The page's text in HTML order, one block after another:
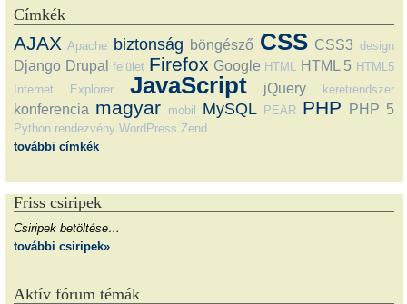
Címkék
AJAX Apache biztonság böngésző CSS CSS3 design
Django Drupal felület Firefox Google HTML HTML 5 HTML5
Internet Explorer
JavaScript jQuery keretrendszer
konferencia magyar mobil MySQL PEAR PHP PHP 5
Python rendezvény WordPress Zend
további címkék
Friss csiripek
Csiripek betöltése…
további csiripek»
Aktív fórum témák